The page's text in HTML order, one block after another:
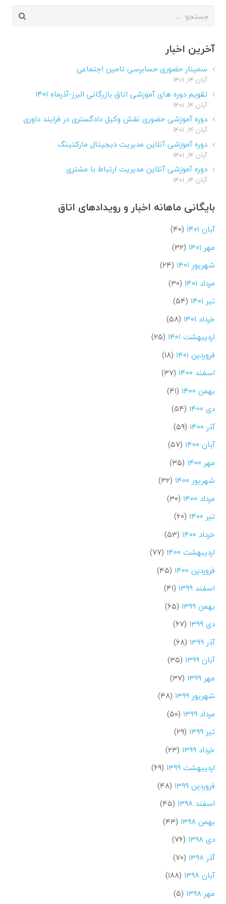
جستجو
آخرین اخبار
سمینار حضوری حسابرسی تامین اجتماعی
آبان ۱۴, ۱۴۰۱
تقویم دوره های آموزشی اتاق بازرگانی البرز-آذرماه ۱۴۰۱
آبان ۱۴, ۱۴۰۱
دوره آموزشی حضوری نقش وکیل دادگستری در فرایند داوری
آبان ۱۴, ۱۴۰۱
دوره آموزشی آنلاین مدیریت دیجیتال مارکتینگ
آبان ۱۴, ۱۴۰۱
دوره آموزشی آنلاین مدیریت ارتباط با مشتری
آبان ۱۴, ۱۴۰۱
بایگانی ماهانه اخبار و رویدادهای اتاق
آبان ۱۴۰۱
(۴۰)
مهر ۱۴۰۱
(۳۲)
شهریور ۱۴۰۱
(۲۴)
مرداد ۱۴۰۱
(۳۰)
تیر ۱۴۰۱
(۵۴)
خرداد ۱۴۰۱
(۵۸)
اردیبهشت ۱۴۰۱
(۲۵)
فروردین ۱۴۰۱
(۱۸)
اسفند ۱۴۰۰
(۳۷)
بهمن ۱۴۰۰
(۴۱)
دی ۱۴۰۰
(۵۴)
آذر ۱۴۰۰
(۵۹)
آبان ۱۴۰۰
(۵۷)
مهر ۱۴۰۰
(۳۵)
شهریور ۱۴۰۰
(۳۲)
مرداد ۱۴۰۰
(۳۰)
تیر ۱۴۰۰
(۶۰)
خرداد ۱۴۰۰
(۵۳)
اردیبهشت ۱۴۰۰
(۷۷)
فروردین ۱۴۰۰
(۴۵)
اسفند ۱۳۹۹
(۴۱)
بهمن ۱۳۹۹
(۶۵)
دی ۱۳۹۹
(۶۷)
آذر ۱۳۹۹
(۶۸)
آبان ۱۳۹۹
(۳۵)
مهر ۱۳۹۹
(۳۷)
شهریور ۱۳۹۹
(۴۸)
مرداد ۱۳۹۹
(۵۰)
تیر ۱۳۹۹
(۲۹)
خرداد ۱۳۹۹
(۲۳)
اردیبهشت ۱۳۹۹
(۶۹)
فروردین ۱۳۹۹
(۴۸)
اسفند ۱۳۹۸
(۴۵)
بهمن ۱۳۹۸
(۴۳)
دی ۱۳۹۸
(۷۶)
آذر ۱۳۹۸
(۷۰)
آبان ۱۳۹۸
(۱۸۸)
مهر ۱۳۹۸
(۵)